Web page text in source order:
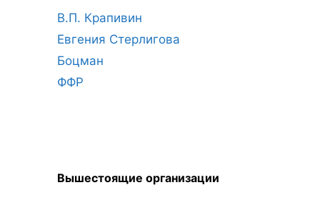
В.П. Крапивин
Евгения Стерлигова
Боцман
ФФР
Вышестоящие организации